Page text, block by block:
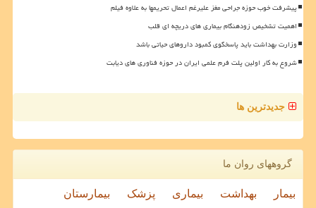
پیشرفت خوب حوزه جراحی مغز علیرغم اعمال تحریمها به علاوه فیلم
اهمیت تشخیص زودهنگام بیماری های دریچه ای قلب
وزارت بهداشت باید پاسخگوی کمبود داروهای حیاتی باشد
شروع به کار اولین پلت فرم علمی ایران در حوزه فناوری های دیابت
جدیدترین ها
گروههای روان ما
بیمار بهداشت بیماری پزشک بیمارستان